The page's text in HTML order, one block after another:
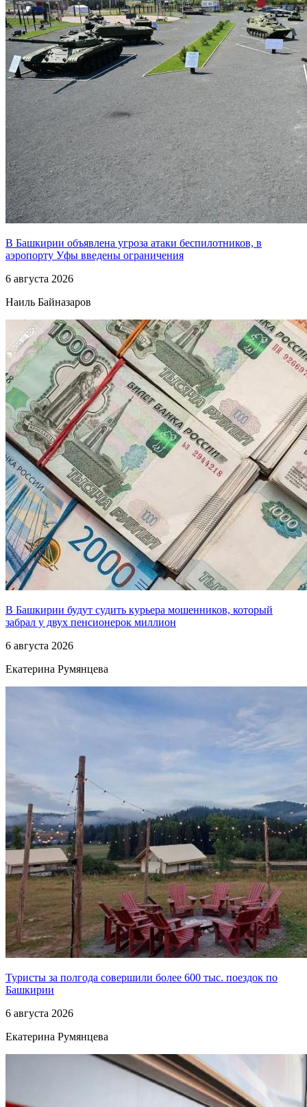
В Башкирии объявлена угроза атаки беспилотников, в
аэропорту Уфы введены ограничения
6 августа 2026
Наиль Байназаров
В Башкирии будут судить курьера мошенников, который
забрал у двух пенсионерок миллион
6 августа 2026
Екатерина Румянцева
Туристы за полгода совершили более 600 тыс. поездок по
Башкирии
6 августа 2026
Екатерина Румянцева